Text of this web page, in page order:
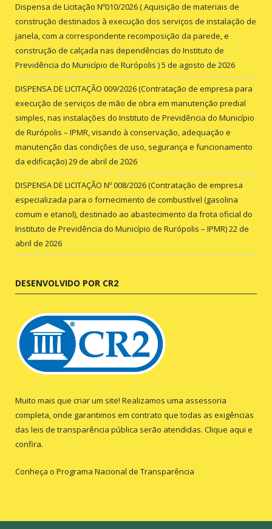
Dispensa de Licitação Nº010/2026 ( Aquisição de materiais de
construção destinados à execução dos serviços de instalação de
janela, com a correspondente recomposição da parede, e
construção de calçada nas dependências do Instituto de
Previdência do Município de Rurópolis )5 de agosto de 2026
DISPENSA DE LICITAÇÃO 009/2026 (Contratação de empresa para
execução de serviços de mão de obra em manutenção predial
simples, nas instalações do Instituto de Previdência do Município
de Rurópolis – IPMR, visando à conservação, adequação e
manutenção das condições de uso, segurança e funcionamento
da edificação)29 de abril de 2026
DISPENSA DE LICITAÇÃO Nº 008/2026 (Contratação de empresa
especializada para o fornecimento de combustível (gasolina
comum e etanol), destinado ao abastecimento da frota oficial do
Instituto de Previdência do Município de Rurópolis – IPMR)22 de
abril de 2026
DESENVOLVIDO POR CR2
Muito mais que criar um site! Realizamos uma assessoria
completa, onde garantimos em contrato que todas as exigências
das leis de transparência pública serão atendidas. Clique aqui e
confira.
Conheça o Programa Nacional de Transparência